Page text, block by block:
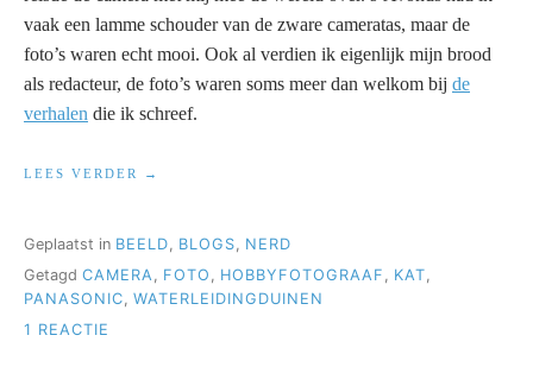
vaak een lamme schouder van de zware cameratas, maar de
foto’s waren echt mooi. Ook al verdien ik eigenlijk mijn brood
als redacteur, de foto’s waren soms meer dan welkom bij de
verhalen die ik schreef.
LEES VERDER
“KAROLIEN
CAMERA”
Geplaatst in BEELD BLOGS
NERD
Getagd CAMERA, FOTO , HOBBYFOTOGRAAF , KAT,
PANASONIC, WATERLEIDINGDUINEN
1 REACTIE